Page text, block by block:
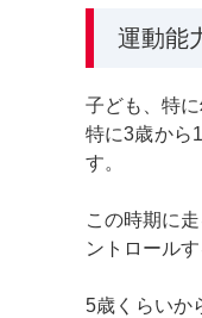
運動能
子ども、特
特に3歳から
す。
この時期に
ントロール
5歳くらいか